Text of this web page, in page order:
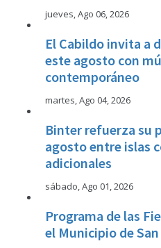
jueves, Ago 06, 2026
El Cabildo invita a
este agosto con
contemporáneo
martes, Ago 04, 2026
Binter refuerza su
agosto entre islas
adicionales
sábado, Ago 01, 2026
Programa de las
el Municipio de